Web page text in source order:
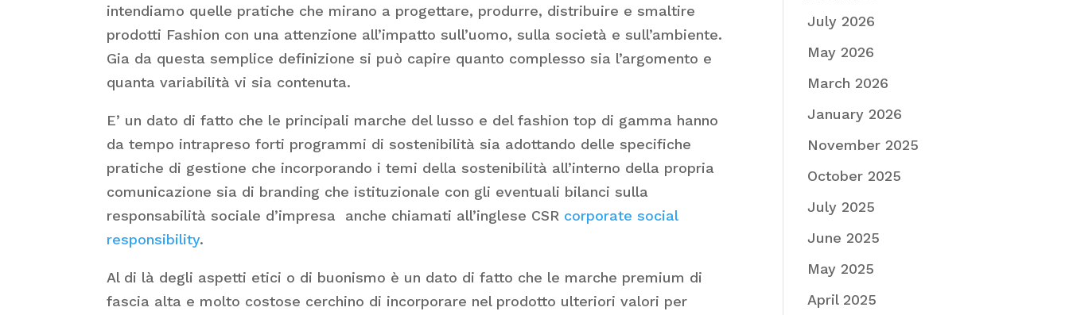
intendiamo quelle pratiche che mirano a progettare, produrre, distribuire e smaltire
prodotti Fashion con una attenzione all’impatto sull’uomo, sulla società e sull’ambiente.
Gia da questa semplice definizione si può capire quanto complesso sia l’argomento e
quanta variabilità vi sia contenuta.
E’ un dato di fatto che le principali marche del lusso e del fashion top di gamma hanno
da tempo intrapreso forti programmi di sostenibilità sia adottando delle specifiche
pratiche di gestione che incorporando i temi della sostenibilità all’interno della propria
comunicazione sia di branding che istituzionale con gli eventuali bilanci sulla
responsabilità sociale d’impresa anche chiamati all’inglese CSR corporate social
responsibility.
Al di là degli aspetti etici o di buonismo è un dato di fatto che le marche premium di
fascia alta e molto costose cerchino di incorporare nel prodotto ulteriori valori per
July 2026
May 2026
March 2026
January 2026
November 2025
October 2025
July 2025
June 2025
May 2025
April 2025